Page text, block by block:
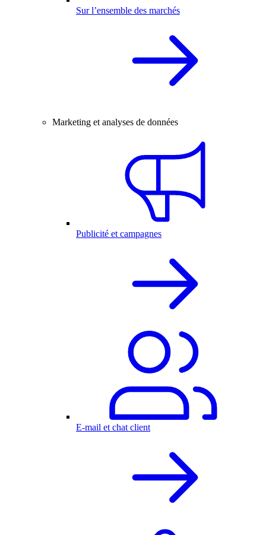
Sur l’ensemble des marchés
Marketing et analyses de données
Publicité et campagnes
E-mail et chat client